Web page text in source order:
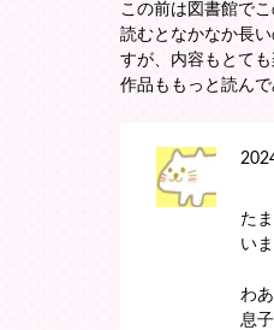
この前は図書館で
読むとなかなか長
すが、内容もとて
作品ももっと読ん
た
い
わあ
息